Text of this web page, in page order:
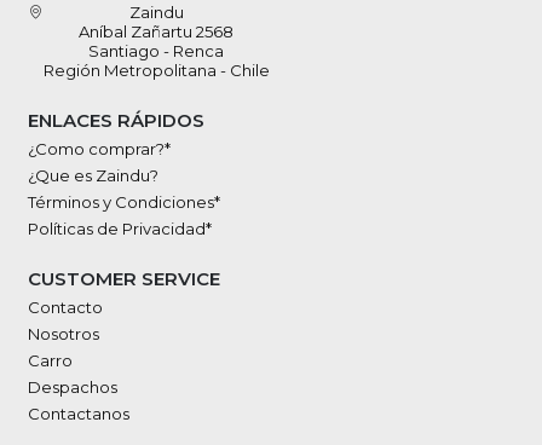
Zaindu
Aníbal Zañartu 2568
Santiago - Renca
Región Metropolitana - Chile
ENLACES RÁPIDOS
¿Como comprar?*
¿Que es Zaindu?
Términos y Condiciones*
Políticas de Privacidad*
CUSTOMER SERVICE
Contacto
Nosotros
Carro
Despachos
Contactanos